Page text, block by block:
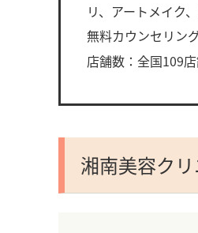
リ、アートメイク
無料カウンセリン
店舗数：全国109
湘南美容ク